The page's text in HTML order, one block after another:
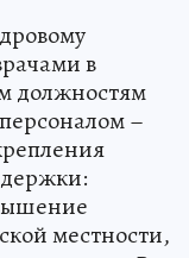
в
должностям
–
местности,